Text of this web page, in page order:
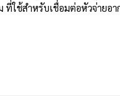
ใช้สำหรับเชื่อมต่อหัวจ่ายอา